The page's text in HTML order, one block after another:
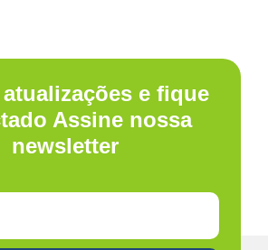
atualizações e fique
Assine nossa
newsletter